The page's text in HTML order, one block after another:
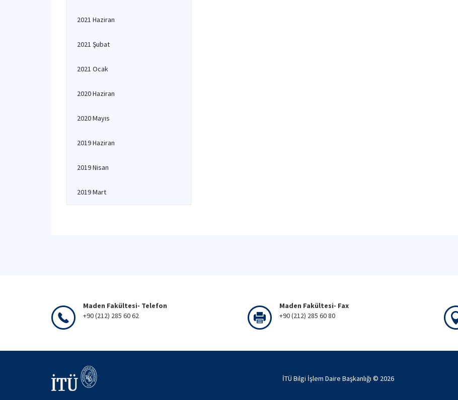
2021 Haziran
2021 Şubat
2021 Ocak
2020 Haziran
2020 Mayıs
2019 Haziran
2019 Nisan
2019 Mart
Maden Fakültesi- Telefon
+90 (212) 285 60 62
Maden Fakültesi- Fax
+90 (212) 285 60 80
İTÜ Bilgi İşlem Daire Başkanlığı © 2026